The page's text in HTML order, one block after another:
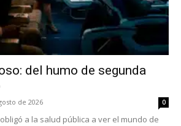
del humo de segunda
de 2026 0
a la salud pública a ver el mundo de